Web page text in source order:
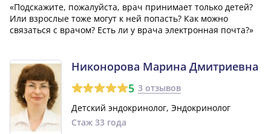
«Подскажите, пожалуйста, врач принимает только детей?
Или взрослые тоже могут к ней попасть? Как можно
связаться с врачом? Есть ли у врача электронная почта?»
Никонорова Марина Дмитриевна
5 3 отзывов
Детский эндокринолог, Эндокринолог
Стаж 33 года